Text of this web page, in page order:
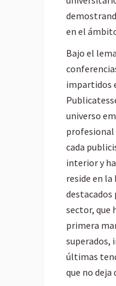
en el
Bajo el lema
impartidos
universo
profesional
cada
interior y
reside en
sector, que
primera
superados,
últimas
que no deja